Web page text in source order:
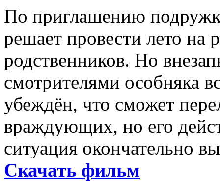
По приглашению
решает провести лето на
родственников. Но
смотрителями особняка
убеждён, что сможет
враждующих, но его
ситуация окончательно
Скачать фильм